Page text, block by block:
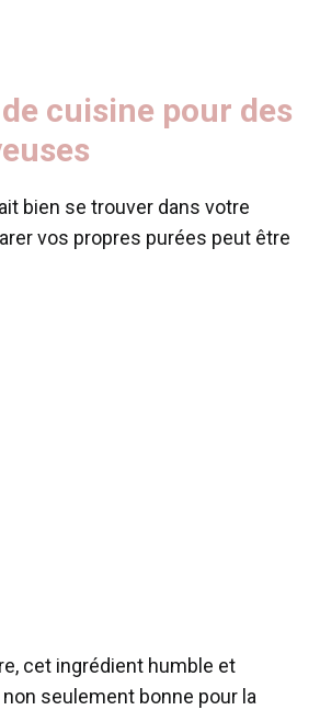
cuisine pour des
bien se trouver dans votre
vos propres purées peut être
cet ingrédient humble et
seulement bonne pour la